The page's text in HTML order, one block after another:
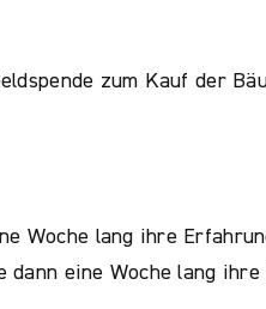
zum Kauf der
Woche lang ihre
eine Woche lang